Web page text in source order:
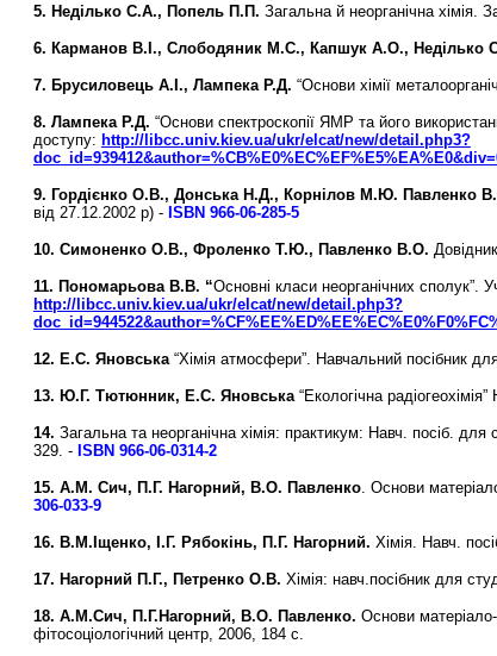
5. Неділько С.А., Попель П.П. Загальна й неорганічна хімія.
6. Карманов В.І., Слободяник М.С., Капшук А.О., Неділько
7. Брусиловець А.І., Лампека Р.Д. “Основи хімії
8. Лампека Р.Д. “Основи спектроскопії ЯМР та його
доступу: http://libcc.univ.kiev.ua/ukr/elcat/new/detail.php3?
9. Гордієнко О.В., Донська Н.Д., Корнілов М.Ю. Павленко
від 27.12.2002 р) - ISBN 966-06-285-5
10. Симоненко О.В., Фроленко Т.Ю., Павленко В.О.
11. Пономарьова В.В. “Основні класи неорганічних сполук”.
http://libcc.univ.kiev.ua/ukr/elcat/new/detail.php3?
12. Е.С. Яновська “Хімія атмосфери”. Навчальний посібник
13. Ю.Г. Тютюнник, Е.С. Яновська “Екологічна
14. Загальна та неорганічна хімія: практикум: Навч. посіб.
329. - ISBN 966-06-0314-2
15. А.М. Сич, П.Г. Нагорний, В.О. Павленко. Основи
306-033-9
16. В.М.Іщенко, І.Г. Рябокінь, П.Г. Нагорний. Хімія. Навч.
17. Нагорний П.Г., Петренко О.В. Хімія: навч.посібник для
18. А.М.Сич, П.Г.Нагорний, В.О. Павленко. Основи
фітосоціологічний центр, 2006, 184 с.